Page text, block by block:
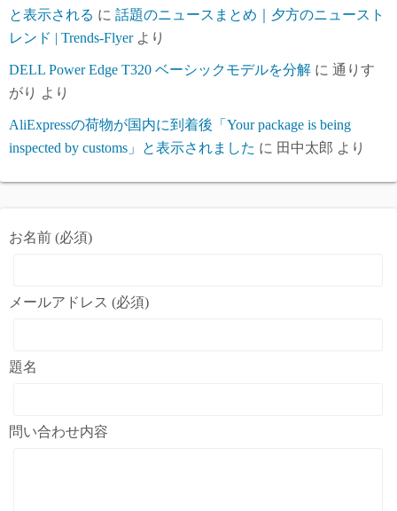
と表示される に 話題のニュースまとめ｜夕方のニュースト
レンド | Trends-Flyerより
DELL Power Edge T320 ベーシックモデルを分解 に 通りす
がり より
AliExpressの荷物が国内に到着後「Your package is being
inspected by customs」と表示されました に 田中太郎 より
お名前 (必須)
メールアドレス (必須)
題名
問い合わせ内容